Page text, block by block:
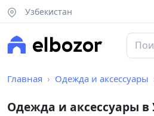
Узбекистан
Главная Одежда и аксессуары
Одежда и аксессуары